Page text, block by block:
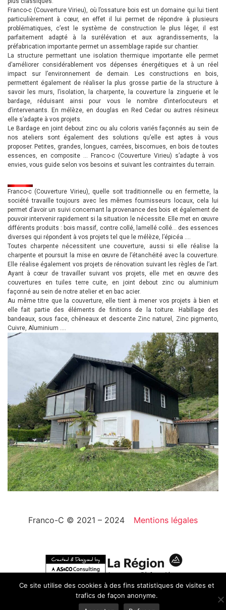
Franco-c (Couverture Virieu), où l’ossature bois est un domaine qui lui tient
particulièrement à cœur, en effet il lui permet de répondre à plusieurs
problématiques, c’est le système de construction le plus léger, il est
parfaitement adapté à la surélévation et aux agrandissements, la
préfabrication importante permet un assemblage rapide sur chantier.
La structure permettant une isolation thermique importante elle permet
d’améliorer considérablement vos dépenses énergétiques et à un réel
impact sur l’environnement de demain. Les constructions en bois,
permettent également de réaliser la plus grosse partie de la structure à
savoir les murs, l’isolation, la charpente, la couverture la zinguerie et le
bardage, réduisant ainsi pour vous le nombre d’interlocuteurs et
d’intervenants. En mélèze, en douglas en Red Cedar ou autres résineux
elle s’adapte à vos projets.
Le Bardage en joint debout zinc ou alu coloris variés façonnés au sein de
nos ateliers sont également des solutions qu’elle est aptes à vous
proposer. Petites, grandes, longues, carrées, biscornues, en bois de toutes
essences, en composite … Franco-c (Couverture Virieu) s’adapte à vos
envies, vous guide selon vos besoins et suivant les contraintes du terrain.
Franco-c (Couverture Virieu), quelle soit traditionnelle ou en fermette, la
société travaille toujours avec les mêmes fournisseurs locaux, cela lui
permet d’avoir un suivi concernant la provenance des bois et également de
pouvoir intervenir rapidement si la situation le nécessite. Elle met en œuvre
différents produits : bois massif, contre collé, lamellé collé… des essences
diverses qui répondent à vos projets tel que le mélèze, l’épicéa ….
Toutes charpente nécessitent une couverture, aussi si elle réalise la
charpente et poursuit la mise en œuvre de l’étanchéité avec la couverture.
Elle réalise également vos projets de rénovation suivant les règles de l’art.
Ayant à cœur de travailler suivant vos projets, elle met en œuvre des
couvertures en tuiles terre cuite, en joint debout zinc ou aluminium
façonné au sein de notre atelier et en bac acier.
Au même titre que la couverture, elle tient à mener vos projets à bien et
elle fait partie des éléments de finitions de la toiture. Habillage des
bandeaux, sous face, chêneaux et descente Zinc naturel, Zinc pigmento,
Cuivre, Aluminium ….
Franco-C © 2021 – 2024 Mentions légales
Ce site utilise des cookies à des fins statistiques de visites et
trafics de façon anonyme.